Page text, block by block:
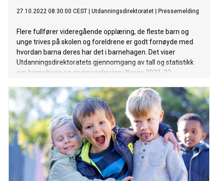
27.10.2022 08:30:00 CEST Utdanningsdirektoratet Pressemelding
Flere fullfører videregående opplæring, de fleste barn og
unge trives på skolen og foreldrene er godt fornøyde med
hvordan barna deres har det i barnehagen. Det viser
Utdanningsdirektoratets gjennomgang av tall og statistikk
om barnehage og grunnopplæring i Norge 2021-22.